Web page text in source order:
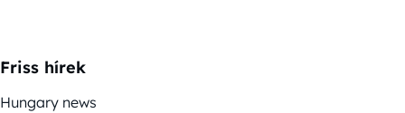
Friss hírek
Hungary news